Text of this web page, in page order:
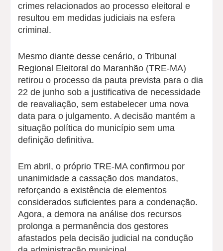
crimes relacionados ao processo eleitoral e
resultou em medidas judiciais na esfera
criminal.
Mesmo diante desse cenário, o Tribunal
Regional Eleitoral do Maranhão (TRE-MA)
retirou o processo da pauta prevista para o dia
22 de junho sob a justificativa de necessidade
de reavaliação, sem estabelecer uma nova
data para o julgamento. A decisão mantém a
situação política do município sem uma
definição definitiva.
Em abril, o próprio TRE-MA confirmou por
unanimidade a cassação dos mandatos,
reforçando a existência de elementos
considerados suficientes para a condenação.
Agora, a demora na análise dos recursos
prolonga a permanência dos gestores
afastados pela decisão judicial na condução